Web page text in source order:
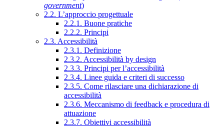
government)
2.2. L’approccio progettuale
2.2.1. Buone pratiche
2.2.2. Principi
2.3. Accessibilità
2.3.1. Definizione
2.3.2. Accessibilità by design
2.3.3. Principi per l’accessibilità
2.3.4. Linee guida e criteri di successo
2.3.5. Come rilasciare una dichiarazione di
accessibilità
2.3.6. Meccanismo di feedback e procedura di
attuazione
2.3.7. Obiettivi accessibilità